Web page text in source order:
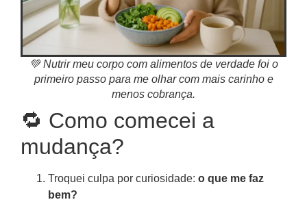
💚 Nutrir meu corpo com alimentos de verdade foi o
primeiro passo para me olhar com mais carinho e
menos cobrança.
🔁 Como comecei a
mudança?
Troquei culpa por curiosidade: o que me faz
bem?